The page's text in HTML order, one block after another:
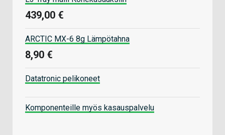
439,00 €
ARCTIC MX-6 8g Lämpötahna
8,90 €
Datatronic pelikoneet
Komponenteille myös kasauspalvelu